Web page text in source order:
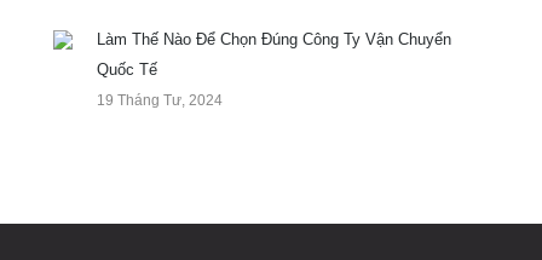
Làm Thế Nào Để Chọn Đúng Công Ty Vận Chuyển
Quốc Tế
19 Tháng Tư, 2024